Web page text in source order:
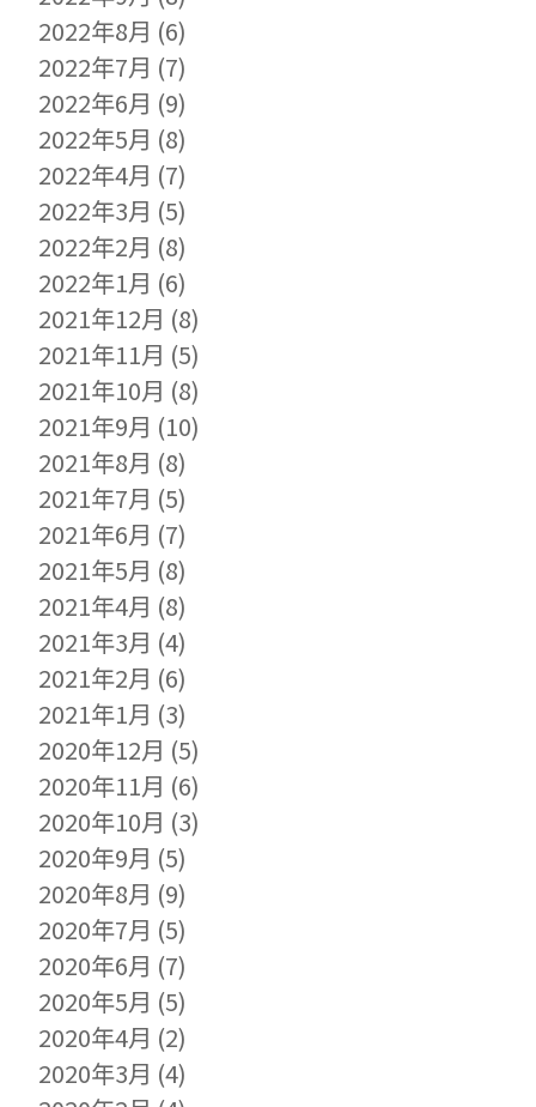
2022年8月 (6)
2022年7月 (7)
2022年6月 (9)
2022年5月 (8)
2022年4月 (7)
2022年3月 (5)
2022年2月 (8)
2022年1月 (6)
2021年12月 (8)
2021年11月 (5)
2021年10月 (8)
2021年9月 (10)
2021年8月 (8)
2021年7月 (5)
2021年6月 (7)
2021年5月 (8)
2021年4月 (8)
2021年3月 (4)
2021年2月 (6)
2021年1月 (3)
2020年12月 (5)
2020年11月 (6)
2020年10月 (3)
2020年9月 (5)
2020年8月 (9)
2020年7月 (5)
2020年6月 (7)
2020年5月 (5)
2020年4月 (2)
2020年3月 (4)